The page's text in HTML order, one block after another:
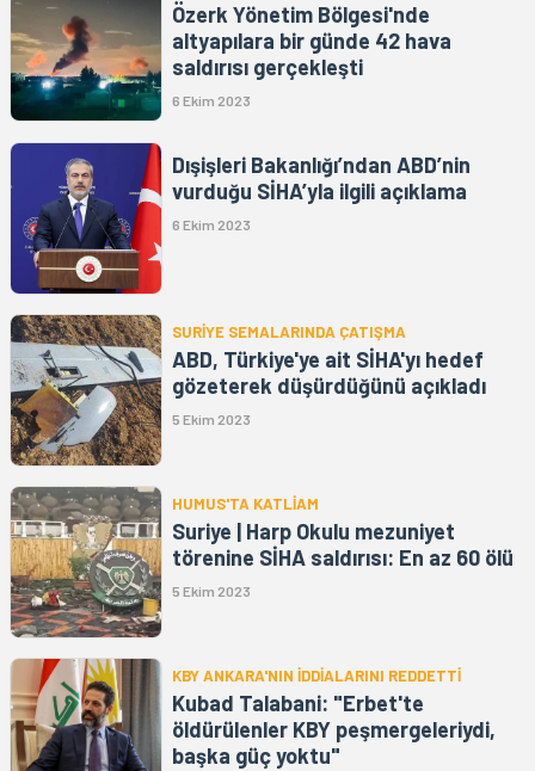
Özerk Yönetim Bölgesi'nde
altyapılara bir günde 42 hava
saldırısı gerçekleşti
6 Ekim 2023
Dışişleri Bakanlığı’ndan ABD’nin
vurduğu SİHA’yla ilgili açıklama
6 Ekim 2023
SURİYE SEMALARINDA ÇATIŞMA
ABD, Türkiye'ye ait SİHA'yı hedef
gözeterek düşürdüğünü açıkladı
5 Ekim 2023
HUMUS'TA KATLİAM
Suriye | Harp Okulu mezuniyet
törenine SİHA saldırısı: En az 60 ölü
5 Ekim 2023
KBY ANKARA'NIN İDDİALARINI REDDETTİ
Kubad Talabani: "Erbet'te
öldürülenler KBY peşmergeleriydi,
başka güç yoktu"